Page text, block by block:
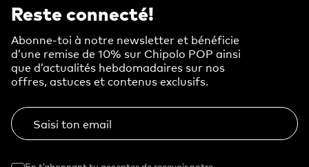
Reste connecté!
Abonne-toi à notre newsletter et bénéficie
d’une remise de 10% sur Chipolo POP ainsi
que d’actualités hebdomadaires sur nos
offres, astuces et contenus exclusifs.
Saisi ton email